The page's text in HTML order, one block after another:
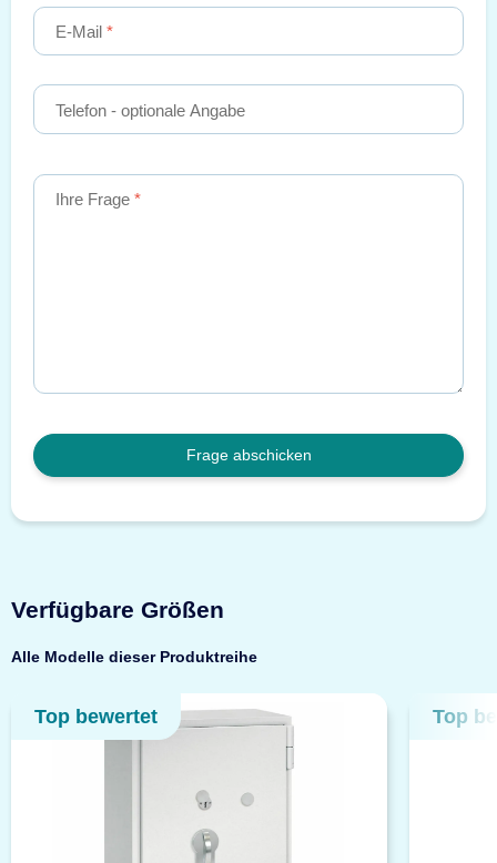
E-Mail
Telefon - optionale Angabe
Ihre Frage
Frage abschicken
Verfügbare Größen
Alle Modelle dieser Produktreihe
Top bewertet Top